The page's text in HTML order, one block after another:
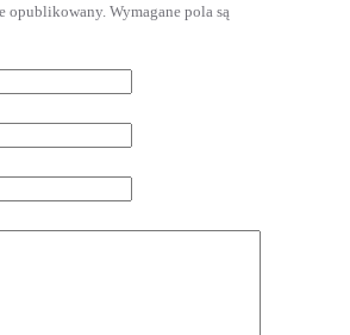
opublikowany. Wymagane pola są